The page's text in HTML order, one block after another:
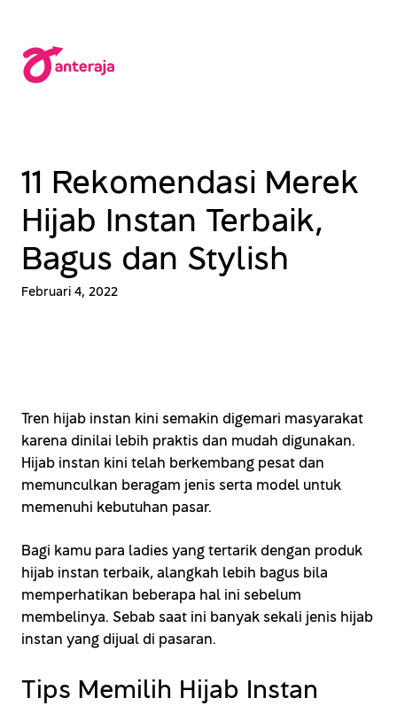
konten
11 Rekomendasi Merek
Hijab Instan Terbaik,
Bagus dan Stylish
Februari 4, 2022
Tren hijab instan kini semakin digemari masyarakat
karena dinilai lebih praktis dan mudah digunakan.
Hijab instan kini telah berkembang pesat dan
memunculkan beragam jenis serta model untuk
memenuhi kebutuhan pasar.
Bagi kamu para ladies yang tertarik dengan produk
hijab instan terbaik, alangkah lebih bagus bila
memperhatikan beberapa hal ini sebelum
membelinya. Sebab saat ini banyak sekali jenis hijab
instan yang dijual di pasaran.
Tips Memilih Hijab Instan